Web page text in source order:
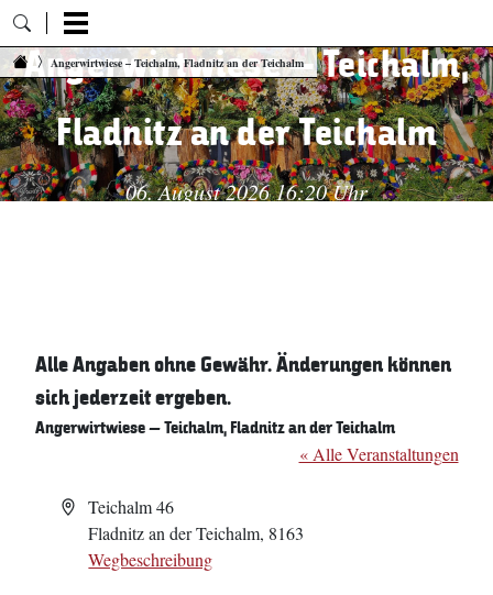
Zum Inhalt springen
Angerwirtwiese – Teichalm, Fladnitz an der Teichalm
Angerwirtwiese – Teichalm,
Fladnitz an der Teichalm
06. August 2026 16:20 Uhr
Alle Angaben ohne Gewähr. Änderungen können
sich jederzeit ergeben.
Angerwirtwiese – Teichalm, Fladnitz an der Teichalm
« Alle Veranstaltungen
AdresseTeichalm 46
Fladnitz an der Teichalm, 8163
Wegbeschreibung